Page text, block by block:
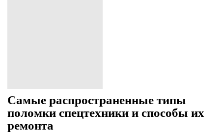
Самые распространенные типы
поломки спецтехники и способы их
ремонта